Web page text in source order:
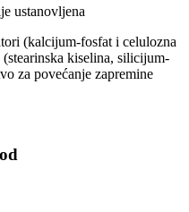
ustanovljena
(kalcijum-fosfat i celulozna
kiselina, silicijum-
za povećanje zapremine